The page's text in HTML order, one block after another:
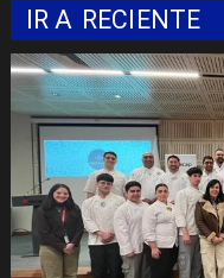
IR A RECIENTE